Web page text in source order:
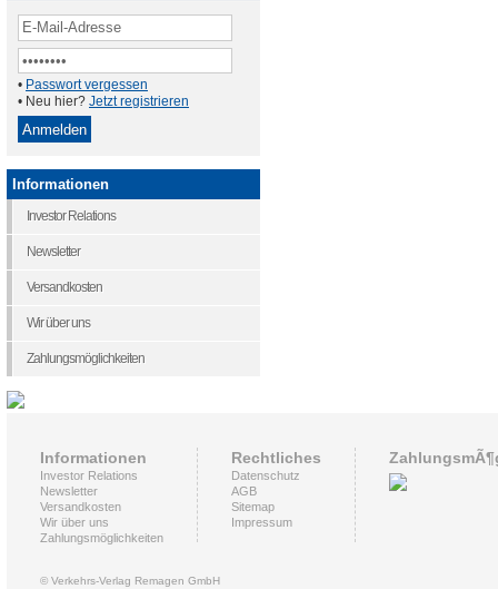
• Passwort vergessen
• Neu hier? Jetzt registrieren
Informationen
Investor Relations
Newsletter
Versandkosten
Wir über uns
Zahlungsmöglichkeiten
Informationen
Investor Relations
Newsletter
Versandkosten
Wir über uns
Zahlungsmöglichkeiten
Rechtliches
Datenschutz
AGB
Sitemap
Impressum
© Verkehrs-Verlag Remagen GmbH